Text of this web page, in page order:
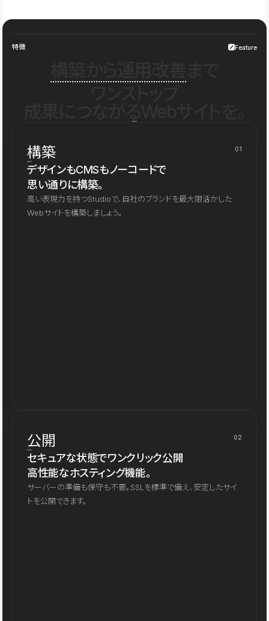
特徴 Feature
構築 01
デザインもCMSもノーコードで
思い通りに構築。
高い表現力を持つStudioで、自社のブランドを最大限活かした
Webサイトを構築しましょう。
公開 02
セキュアな状態でワンクリック公開
高性能なホスティング機能。
サーバーの準備も保守も不要。SSLを標準で備え、安定したサイ
トを公開できます。